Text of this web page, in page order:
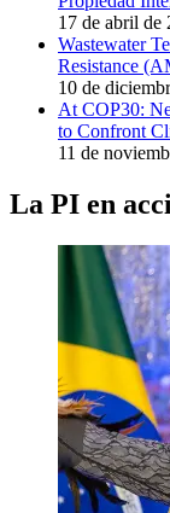
17 de abril de
Wastewater
Resistance
10 de
At COP30:
to Confront
11 de
La PI en